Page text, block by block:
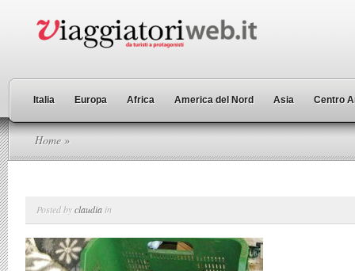
Italia Europa Africa America del Nord Asia Centro
Home »
Posted byclaudia in